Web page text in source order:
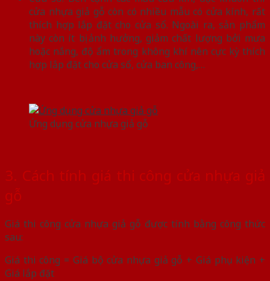
cửa nhựa giả gỗ còn có nhiều mẫu có cửa kính, rất
thích hợp lắp đặt cho cửa sổ. Ngoài ra, sản phẩm
này còn ít bị ảnh hưởng, giảm chất lượng bởi mưa
hoặc nắng, độ ẩm trong không khí nên cực kỳ thích
hợp lắp đặt cho cửa sổ, cửa ban công,…
Ứng dụng cửa nhựa giả gỗ
3. Cách tính giá thi công cửa nhựa giả
gỗ
Giá thi công cửa nhựa giả gỗ được tính bằng công thức
sau:
Giá thi công = Giá bộ cửa nhựa giả gỗ + Giá phụ kiện +
Giá lắp đặt